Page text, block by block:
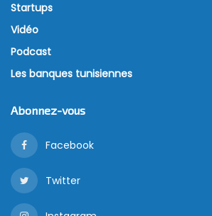
Startups
Vidéo
Podcast
Les banques tunisiennes
Abonnez-vous
Facebook
Twitter